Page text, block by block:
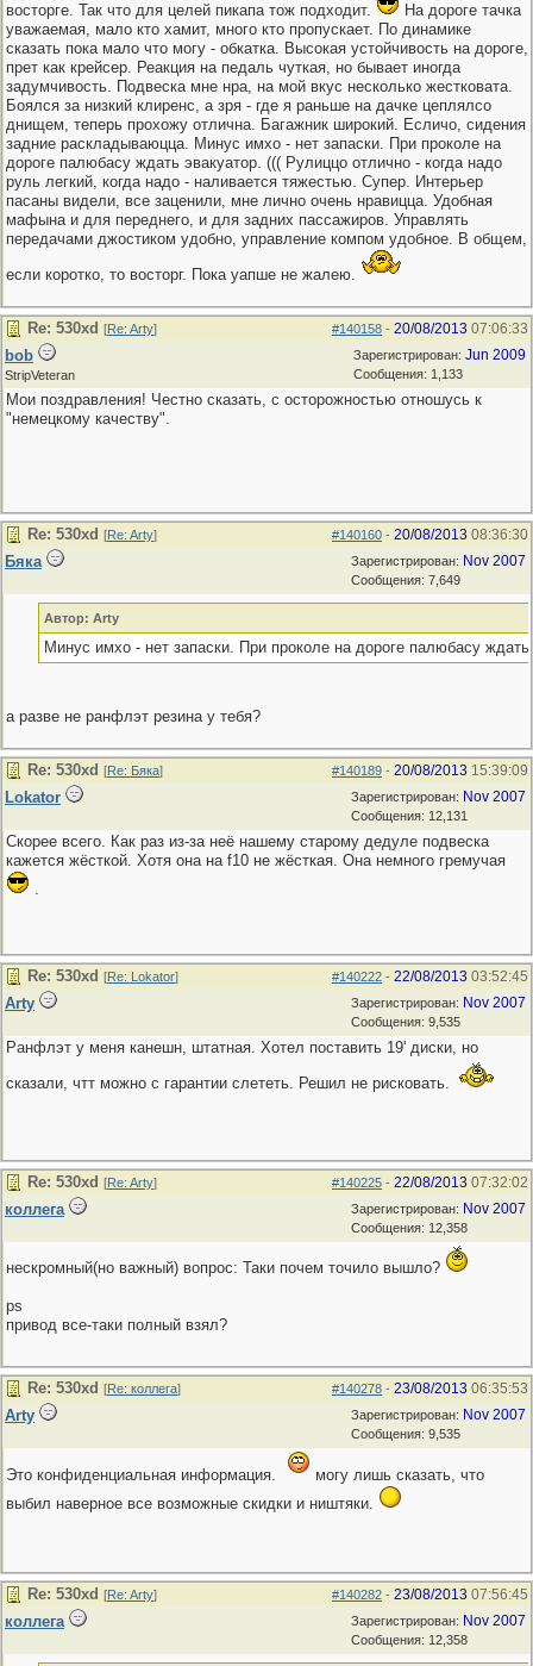
восторге. Так что для целей пикапа тож подходит.
На дороге тачка
уважаемая, мало кто хамит, много кто пропускает. По динамике
сказать пока мало что могу - обкатка. Высокая устойчивость на дороге,
прет как крейсер. Реакция на педаль чуткая, но бывает иногда
задумчивость. Подвеска мне нра, на мой вкус несколько жестковата.
Боялся за низкий клиренс, а зря - где я раньше на дачке цеплялсо
днищем, теперь прохожу отлична. Багажник широкий. Есличо, сидения
задние раскладываюцца. Минус имхо - нет запаски. При проколе на
дороге палюбасу ждать эвакуатор. ((( Рулиццо отлично - когда надо
руль легкий, когда надо - наливается тяжестью. Супер. Интерьер
пасаны видели, все заценили, мне лично очень нравицца. Удобная
мафына и для переднего, и для задних пассажиров. Управлять
передачами джостиком удобно, управление компом удобное. В общем,
если коротко, то восторг. Пока уапше не жалею.
#140158 - 20/08/2013 07:06:33
Re: 530хd [Re: Arty]
Зарегистрирован: Jun 2009
Сообщения: 1,133
bob
StripVeteran
Мои поздравления! Честно сказать, с осторожностью отношусь к
"немецкому качеству".
#140160 - 20/08/2013 08:36:30
Re: 530хd [Re: Arty]
Зарегистрирован: Nov 2007
Сообщения: 7,649
Бяка
Автор: Arty
Минус имхо - нет запаски. При проколе на дороге палюбасу ждать
а разве не ранфлэт резина у тебя?
#140189 - 20/08/2013 15:39:09
Re: 530хd [Re: Бяка]
Зарегистрирован: Nov 2007
Сообщения: 12,131
Lokator
Скорее всего. Как раз из-за неё нашему старому дедуле подвеска
кажется жёсткой. Хотя она на f10 не жёсткая. Она немного гремучая
.
#140222 - 22/08/2013 03:52:45
Re: 530хd [Re: Lokator]
Зарегистрирован: Nov 2007
Сообщения: 9,535
Arty
Ранфлэт у меня канешн, штатная. Хотел поставить 19' диски, но
сказали, чтт можно с гарантии слететь. Решил не рисковать.
#140225 - 22/08/2013 07:32:02
Re: 530хd [Re: Arty]
Зарегистрирован: Nov 2007
Сообщения: 12,358
коллега
нескромный(но важный) вопрос: Таки почем точило вышло?
ps
привод все-таки полный взял?
#140278 - 23/08/2013 06:35:53
Re: 530хd [Re: коллега]
Зарегистрирован: Nov 2007
Сообщения: 9,535
Arty
Это конфиденциальная информация.
могу лишь сказать, что
выбил наверное все возможные скидки и ништяки.
#140282 - 23/08/2013 07:56:45
Re: 530хd [Re: Arty]
Зарегистрирован: Nov 2007
Сообщения: 12,358
коллега